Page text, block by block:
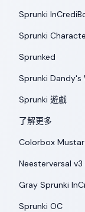
Sprunki
Sprunki
Sprunked
Sprunki Dandy's
Sprunki 遊戲
了解更多
Colorbox
Neesterversal
Gray Sprunki
Sprunki OC